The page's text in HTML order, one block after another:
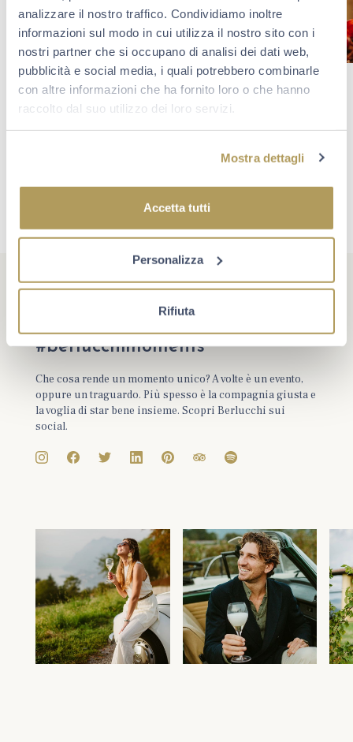
analizzare il nostro traffico. Condividiamo inoltre
informazioni sul modo in cui utilizza il nostro sito con i
nostri partner che si occupano di analisi dei dati web,
pubblicità e social media, i quali potrebbero combinarle
con altre informazioni che ha fornito loro o che hanno
raccolto dal suo utilizzo dei loro servizi.
Mostra dettagli
Accetta tutti
Personalizza
Rifiuta
#berlucchimoments
Che cosa rende un momento unico? A volte è un evento,
oppure un traguardo. Più spesso è la compagnia giusta e
la voglia di star bene insieme. Scopri Berlucchi sui
social.